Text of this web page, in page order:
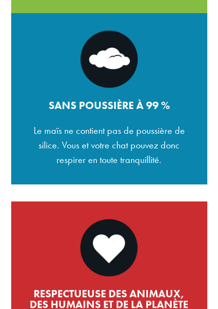
SANS POUSSIÈRE À 99 %
Le maïs ne contient pas de poussière de
silice. Vous et votre chat pouvez donc
respirer en toute tranquillité.
RESPECTUEUSE DES ANIMAUX,
DES HUMAINS ET DE LA PLANÈTE